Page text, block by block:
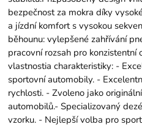
bezpečnost za mokra díky
a jízdní komfort s vysokou
běhounu: vylepšené zahřívání
pracovní rozsah pro
vlastnostia charakteristiky: -
sportovní automobily. -
rychlosti. - Zvoleno jako
automobilů.- Specializovaný
vzorku. - Nejlepší volba pro